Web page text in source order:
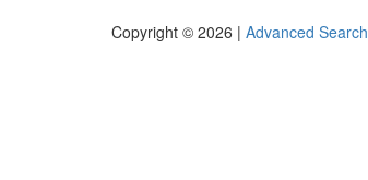
Copyright © 2026 | Advanced Search